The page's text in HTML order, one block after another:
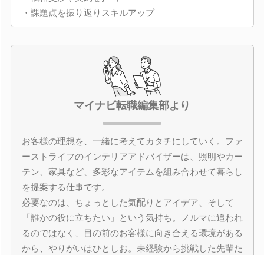
・課題点を振り返りスキルアップ
マイナビ転職編集部より
お客様の理想を、一緒に考えてカタチにしていく。ファ
ーストライフのインテリアアドバイザーは、照明やカー
テン、家具など、多彩なアイテムを組み合わせて暮らし
を提案する仕事です。
必要なのは、ちょっとした気配りとアイデア、そして
「誰かの役に立ちたい」という気持ち。ノルマに追われ
るのではなく、目の前のお客様に向き合える環境がある
から、やりがいはひとしお。未経験から挑戦した先輩た